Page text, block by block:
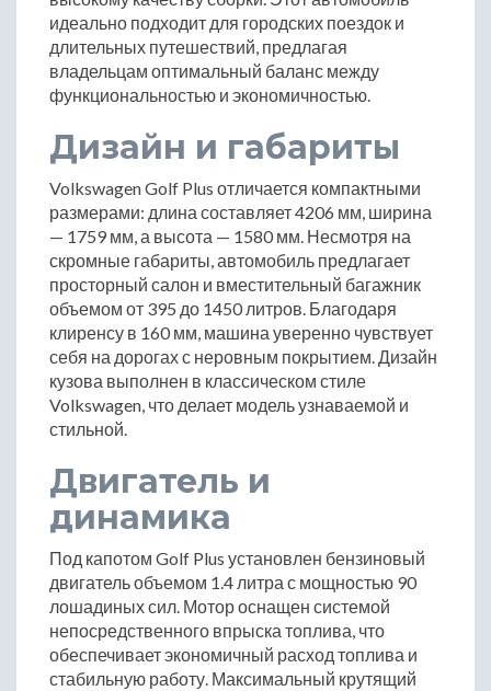
идеально подходит для городских поездок и
длительных путешествий, предлагая
владельцам оптимальный баланс между
функциональностью и экономичностью.
Дизайн и габариты
Volkswagen Golf Plus отличается компактными
размерами: длина составляет 4206 мм, ширина
— 1759 мм, а высота — 1580 мм. Несмотря на
скромные габариты, автомобиль предлагает
просторный салон и вместительный багажник
объемом от 395 до 1450 литров. Благодаря
клиренсу в 160 мм, машина уверенно чувствует
себя на дорогах с неровным покрытием. Дизайн
кузова выполнен в классическом стиле
Volkswagen, что делает модель узнаваемой и
стильной.
Двигатель и
динамика
Под капотом Golf Plus установлен бензиновый
двигатель объемом 1.4 литра с мощностью 90
лошадиных сил. Мотор оснащен системой
непосредственного впрыска топлива, что
обеспечивает экономичный расход топлива и
стабильную работу. Максимальный крутящий